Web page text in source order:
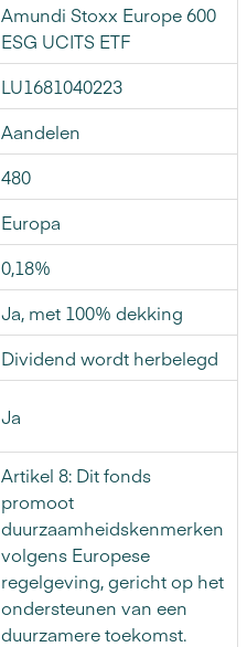
Amundi Stoxx Europe 600
ESG UCITS ETF
LU1681040223
Aandelen
480
Europa
0,18%
Ja, met 100% dekking
Dividend wordt herbelegd
Ja
Artikel 8: Dit fonds
promoot
duurzaamheidskenmerken
volgens Europese
regelgeving, gericht op het
ondersteunen van een
duurzamere toekomst.